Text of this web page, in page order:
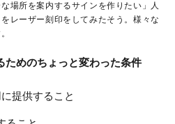
場所を案内するサインを作りたい」人
レーザー刻印をしてみたそう。様々な
ためのちょっと変わった条件
に提供すること